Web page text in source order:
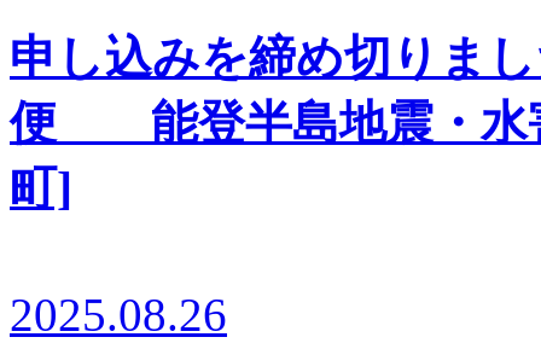
申し込みを締め切りま
便 能登半島地震・水
町]
2025.08.26